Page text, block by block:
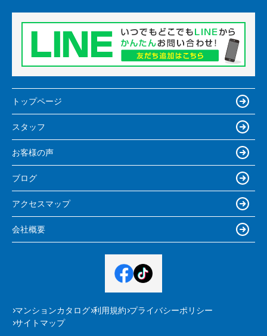
トップページ
スタッフ
お客様の声
ブログ
アクセスマップ
会社概要
マンションカタログ 利用規約 プライバシーポリシー
サイトマップ